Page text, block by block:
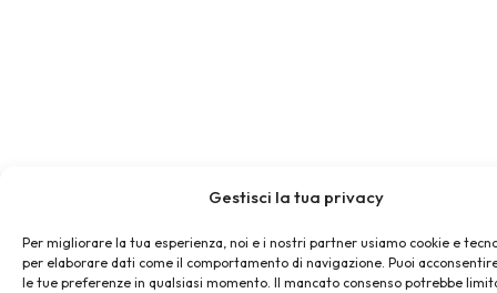
Gestisci la tua privacy
Per migliorare la tua esperienza, noi e i nostri partner usiamo cookie e
per elaborare dati come il comportamento di navigazione. Puoi
le tue preferenze in qualsiasi momento. Il mancato consenso potrebbe